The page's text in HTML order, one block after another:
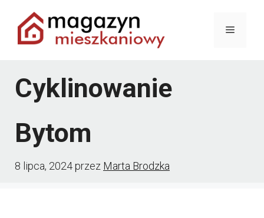
Przejdź
Menu
Cyklinowanie
Bytom
8 lipca, 2024przez Marta Brodzka